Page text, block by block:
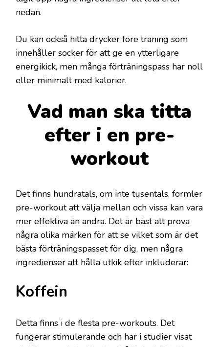
nedan.
Du kan också hitta drycker före träning som
innehåller socker för att ge en ytterligare
energikick, men många förträningspass har noll
eller minimalt med kalorier.
Vad man ska titta
efter i en pre-
workout
Det finns hundratals, om inte tusentals, formler
pre-workout att välja mellan och vissa kan vara
mer effektiva än andra. Det är bäst att prova
några olika märken för att se vilket som är det
bästa förträningspasset för dig, men några
ingredienser att hålla utkik efter inkluderar:
Koffein
Detta finns i de flesta pre-workouts. Det
fungerar stimulerande och har i studier visat